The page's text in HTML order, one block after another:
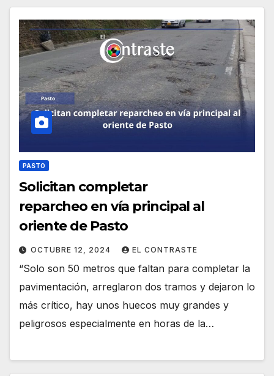
PASTO
Solicitan completar
reparcheo en vía principal al
oriente de Pasto
OCTUBRE 12, 2024 EL CONTRASTE
“Solo son 50 metros que faltan para completar la
pavimentación, arreglaron dos tramos y dejaron lo
más crítico, hay unos huecos muy grandes y
peligrosos especialmente en horas de la…